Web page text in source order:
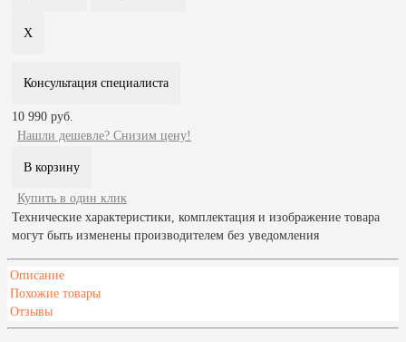
Консультация специалиста
10 990 руб.
Нашли дешевле? Снизим цену!
Купить в один клик
Технические характеристики, комплектация и изображение товара
могут быть изменены производителем без уведомления
Описание
Похожие товары
Отзывы